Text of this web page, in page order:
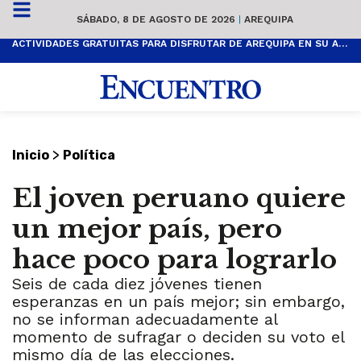
SÁBADO, 8 DE AGOSTO DE 2026 | AREQUIPA
ACTIVIDADES GRATUITAS PARA DISFRUTAR DE AREQUIPA EN SU ANIVERSARIO
Inicio > Política
El joven peruano quiere
un mejor país, pero
hace poco para lograrlo
Seis de cada diez jóvenes tienen
esperanzas en un país mejor; sin embargo,
no se informan adecuadamente al
momento de sufragar o deciden su voto el
mismo día de las elecciones.